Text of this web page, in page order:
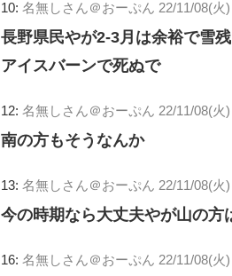
10:名無しさん＠おーぷん 22/11/08(火
長野県民やが2-3月は余裕で雪
アイスバーンで死ぬで
12:名無しさん＠おーぷん 22/11/08(火
南の方もそうなんか
13:名無しさん＠おーぷん 22/11/08(火
今の時期なら大丈夫やが山の
16:名無しさん＠おーぷん 22/11/08(火